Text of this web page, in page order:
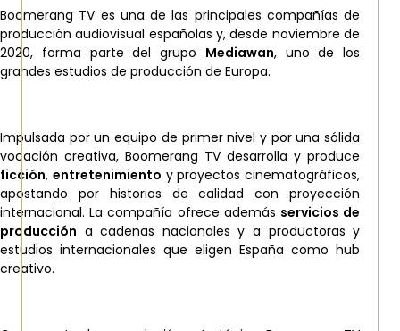
Boomerang TV es una de las principales compañías de
producción audiovisual españolas y, desde noviembre de
2020, forma parte del grupo Mediawan, uno de los
grandes estudios de producción de Europa.
Impulsada por un equipo de primer nivel y por una sólida
vocación creativa, Boomerang TV desarrolla y produce
ficción, entretenimiento y proyectos cinematográficos,
apostando por historias de calidad con proyección
internacional. La compañía ofrece además servicios de
producción a cadenas nacionales y a productoras y
estudios internacionales que eligen España como hub
creativo.